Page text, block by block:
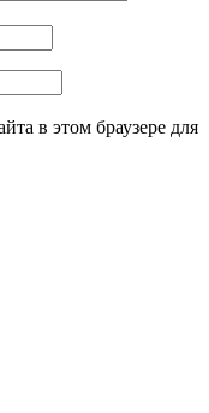
в этом браузере для